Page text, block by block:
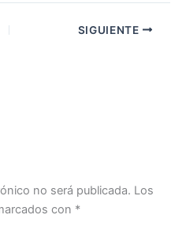
SIGUIENTE
no será publicada. Los
con *